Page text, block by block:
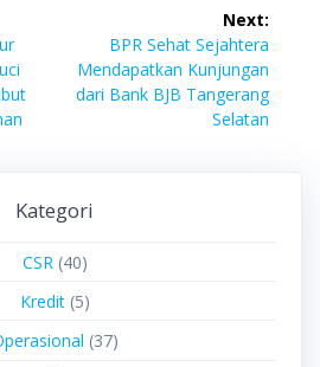
Next:
BPR Sehat Sejahtera
Mendapatkan Kunjungan
dari Bank BJB Tangerang
Selatan
Kategori
CSR (40)
Kredit(5)
(37)